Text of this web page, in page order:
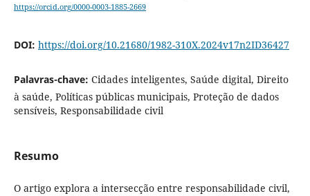
https://orcid.org/0000-0003-1885-2669
DOI: https://doi.org/10.21680/1982-310X.2024v17n2ID36427
Palavras-chave: Cidades inteligentes, Saúde digital, Direito
à saúde, Políticas públicas municipais, Proteção de dados
sensíveis, Responsabilidade civil
Resumo
O artigo explora a intersecção entre responsabilidade civil,